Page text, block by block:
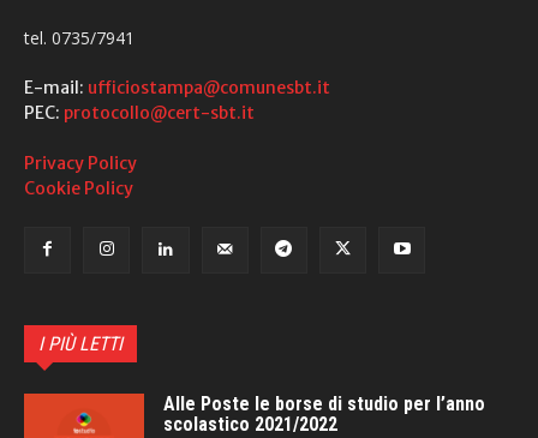
tel. 0735/7941
E-mail: ufficiostampa@comunesbt.it
PEC: protocollo@cert-sbt.it
Privacy Policy
Cookie Policy
I PIÙ LETTI
Alle Poste le borse di studio per l’anno
scolastico 2021/2022